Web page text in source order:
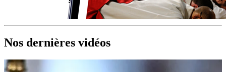
Nos dernières vidéos